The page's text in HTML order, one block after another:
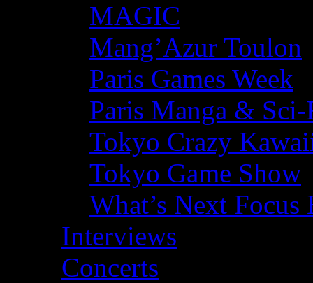
MAGIC
Mang’Azur Toulon
Paris Games Week
Paris Manga &
Tokyo Crazy
Tokyo Game Show
What’s Next
Interviews
Concerts